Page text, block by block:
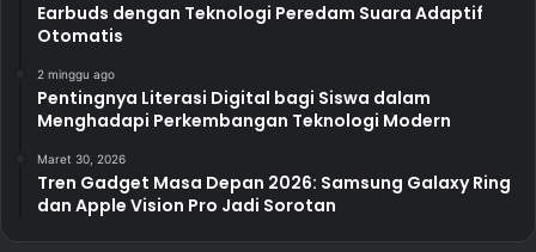
Earbuds dengan Teknologi Peredam Suara Adaptif
Otomatis
2 minggu ago
Pentingnya Literasi Digital bagi Siswa dalam
Menghadapi Perkembangan Teknologi Modern
Maret 30, 2026
Tren Gadget Masa Depan 2026: Samsung Galaxy Ring
dan Apple Vision Pro Jadi Sorotan